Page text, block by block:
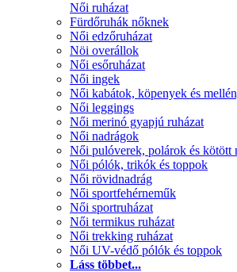
Női ruházat
Fürdőruhák nőknek
Női edzőruházat
Nöi overállok
Női esőruházat
Női ingek
Női kabátok, köpenyek és
Női leggings
Női merinó gyapjú ruházat
Női nadrágok
Női pulóverek, polárok és kötött
Női pólók, trikók és toppok
Női rövidnadrág
Női sportfehérneműk
Női sportruházat
Női termikus ruházat
Női trekking ruházat
Női UV-védő pólók és toppok
Láss többet...